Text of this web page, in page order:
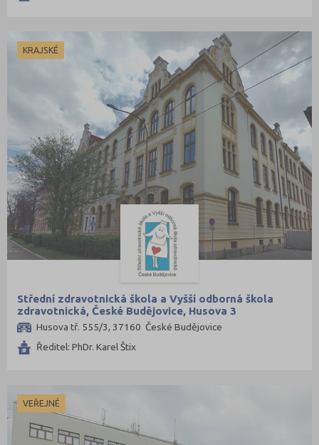
KRAJSKÉ
Střední zdravotnická škola a Vyšší odborná škola
zdravotnická, České Budějovice, Husova 3
Husova tř. 555/3, 37160 České Budějovice
Ředitel: PhDr. Karel Štix
VEŘEJNÉ